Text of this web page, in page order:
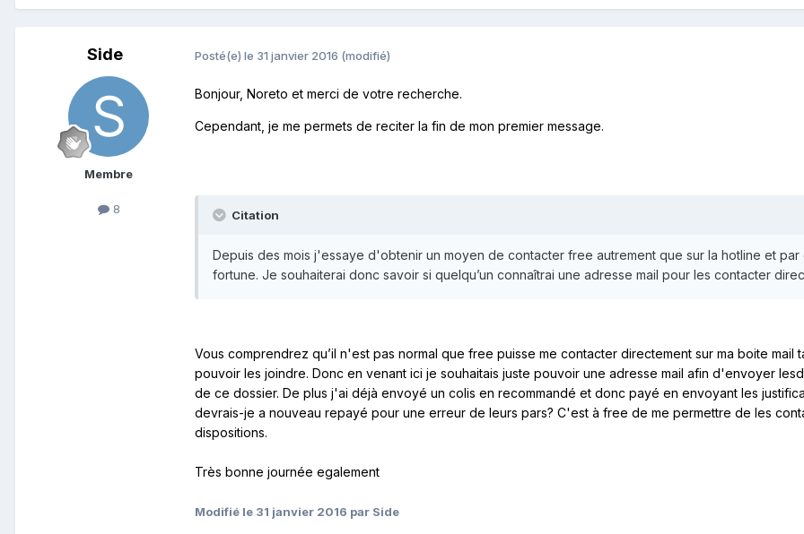
Side
Membre
8
Posté(e) le 31 janvier 2016 (modifié)
Bonjour, Noreto et merci de votre recherche.
Cependant, je me permets de reciter la fin de mon premier message.
Citation
Depuis des mois j'essaye d'obtenir un moyen de contacter free autrement que sur la hotline et
fortune. Je souhaiterai donc savoir si quelqu’un connaîtrai une adresse mail pour les contacter
Vous comprendrez qu’il n'est pas normal que free puisse me contacter directement sur ma boite
pouvoir les joindre. Donc en venant ici je souhaitais juste pouvoir une adresse mail afin d'envoyer
de ce dossier. De plus j'ai déjà envoyé un colis en recommandé et donc payé en envoyant les
devrais-je a nouveau repayé pour une erreur de leurs pars? C'est à free de me permettre de les
dispositions.
Très bonne journée egalement
Modifié le 31 janvier 2016 par Side